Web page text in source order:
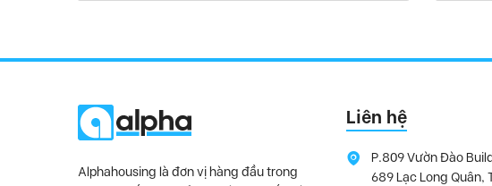
Alphahousing là đơn vị hàng đầu trong
Liên hệ
P.809 Vườn Đào
689 Lạc Long Quân,